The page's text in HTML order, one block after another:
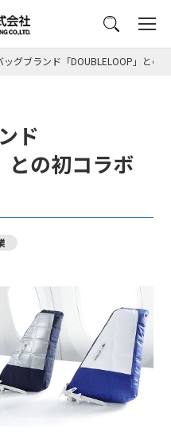
メニュー
ッグブランド「DOUBLELOOP」との
ド
との初コラボ